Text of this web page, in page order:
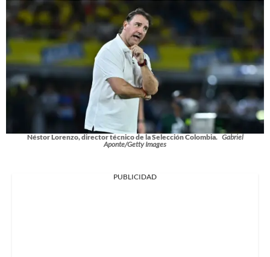
Néstor Lorenzo, director técnico de la Selección Colombia. Gabriel
Aponte/Getty Images
PUBLICIDAD